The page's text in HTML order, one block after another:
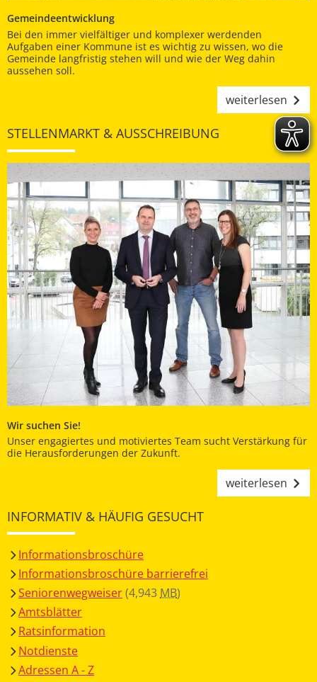
Gemeindeentwicklung
Bei den immer vielfältiger und komplexer werdenden
Aufgaben einer Kommune ist es wichtig zu wissen, wo die
Gemeinde langfristig stehen will und wie der Weg dahin
aussehen soll.
weiterlesen
STELLENMARKT & AUSSCHREIBUNG
Wir suchen Sie!
Unser engagiertes und motiviertes Team sucht Verstärkung für
die Herausforderungen der Zukunft.
weiterlesen
INFORMATIV & HÄUFIG GESUCHT
Informationsbroschüre
Informationsbroschüre barrierefrei
Seniorenwegweiser(4,943 MB)
Amtsblätter
Ratsinformation
Notdienste
Adressen A - Z